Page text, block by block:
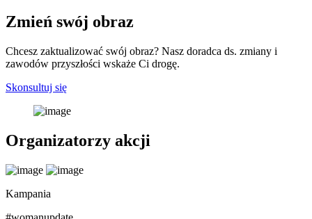
Zmień swój obraz
Chcesz zaktualizować swój obraz? Nasz doradca ds. zmiany i
zawodów przyszłości wskaże Ci drogę.
Skonsultuj się
Organizatorzy akcji
Kampania